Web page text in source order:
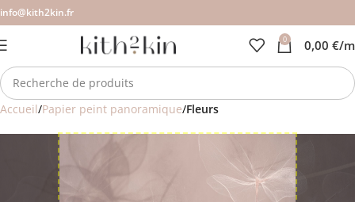
info@kith2kin.fr
0 0,00 €/
Accueil Papier peint panoramique Fleurs